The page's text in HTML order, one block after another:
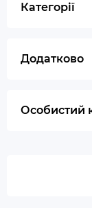
Категорії
Додатково
Особистий